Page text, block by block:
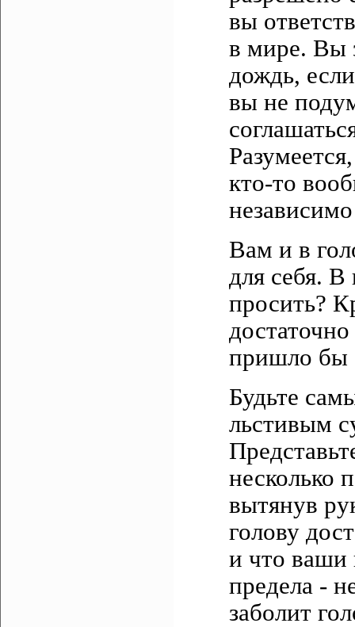
вы
в мире. Вы
дождь,
вы не
кто-то
Вам и в
для себя. В
просить?
пришло бы
Будьте
льстивым
несколько
вытянув
голову
и что ваши
предела -
заболит